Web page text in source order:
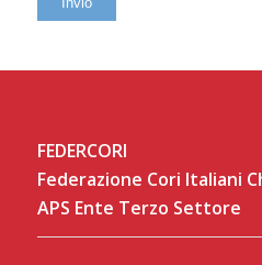
FEDERCORI
Federazione Cori Italiani
APS Ente Terzo Settore